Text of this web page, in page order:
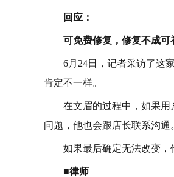
回应：
可免费修复，修复不成可
6月24日，记者采访了这
肯定不一样。
在文眉的过程中，如果
问题，他也会跟店长联系沟通
如果最后确定无法改变，
■律师